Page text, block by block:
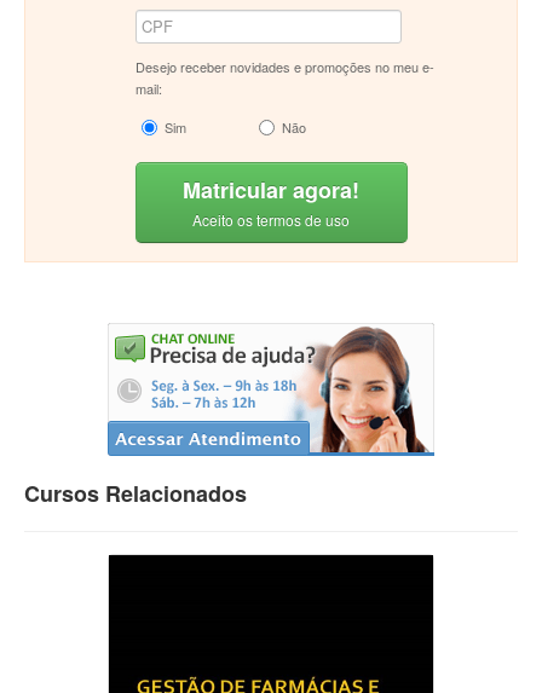
Desejo receber novidades e promoções no meu e-
mail:
Sim
Não
Matricular agora!
Aceito os termos de uso
Cursos Relacionados